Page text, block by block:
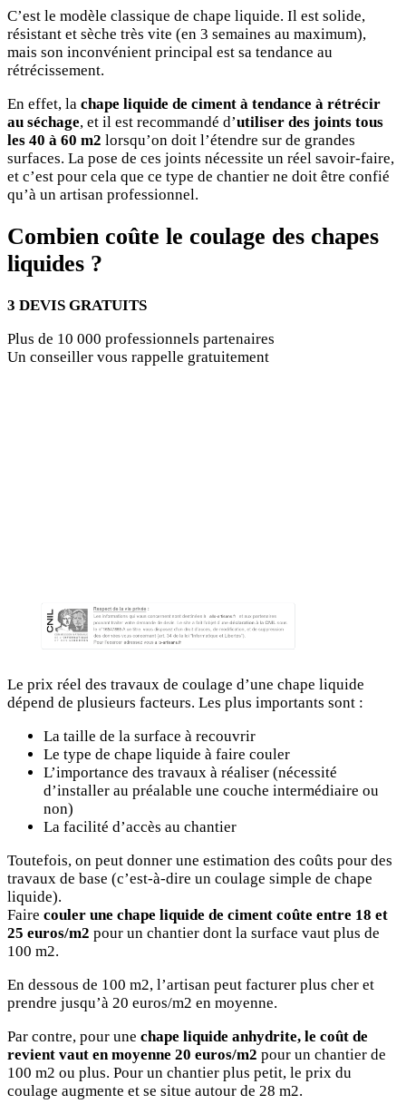
C’est le modèle classique de chape liquide. Il est solide,
résistant et sèche très vite (en 3 semaines au maximum),
mais son inconvénient principal est sa tendance au
rétrécissement.
En effet, la chape liquide de ciment à tendance à rétrécir
au séchage, et il est recommandé d’utiliser des joints tous
les 40 à 60 m2 lorsqu’on doit l’étendre sur de grandes
surfaces. La pose de ces joints nécessite un réel savoir-faire,
et c’est pour cela que ce type de chantier ne doit être confié
qu’à un artisan professionnel.
Combien coûte le coulage des chapes
liquides ?
3 DEVIS GRATUITS
Plus de 10 000 professionnels partenaires
Un conseiller vous rappelle gratuitement
Le prix réel des travaux de coulage d’une chape liquide
dépend de plusieurs facteurs. Les plus importants sont :
La taille de la surface à recouvrir
Le type de chape liquide à faire couler
L’importance des travaux à réaliser (nécessité
d’installer au préalable une couche intermédiaire ou
non)
La facilité d’accès au chantier
Toutefois, on peut donner une estimation des coûts pour des
travaux de base (c’est-à-dire un coulage simple de chape
liquide).
Faire couler une chape liquide de ciment coûte entre 18 et
25 euros/m2 pour un chantier dont la surface vaut plus de
100 m2.
En dessous de 100 m2, l’artisan peut facturer plus cher et
prendre jusqu’à 20 euros/m2 en moyenne.
Par contre, pour une chape liquide anhydrite, le coût de
revient vaut en moyenne 20 euros/m2 pour un chantier de
100 m2 ou plus. Pour un chantier plus petit, le prix du
coulage augmente et se situe autour de 28 m2.